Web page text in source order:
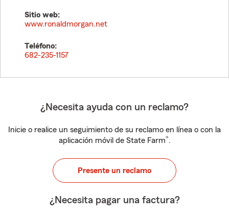
Sitio web:
www.ronaldmorgan.net
Teléfono:
682-235-1157
¿Necesita ayuda con un reclamo?
Inicie o realice un seguimiento de su reclamo en línea o con la
aplicación móvil de State Farm®.
Presente un reclamo
¿Necesita pagar una factura?